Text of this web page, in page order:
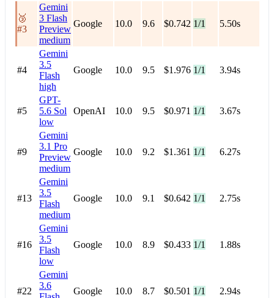
🥉
#3
Gemini
3 Flash
Preview
medium
Google 10.0 9.6 $0.742 1/1 5.50s
#4
Gemini
3.5
Flash
high
Google 10.0 9.5 $1.976 1/1 3.94s
#5
GPT-
5.6 Sol
low
OpenAI 10.0 9.5 $0.971 1/1 3.67s
#9
Gemini
3.1 Pro
Preview
medium
Google 10.0 9.2 $1.361 1/1 6.27s
#13
Gemini
3.5
Flash
medium
Google 10.0 9.1 $0.642 1/1 2.75s
#16
Gemini
3.5
Flash
low
Google 10.0 8.9 $0.433 1/1 1.88s
#22
Gemini
3.6
Google 10.0 8.7 $0.501 1/1 2.94s